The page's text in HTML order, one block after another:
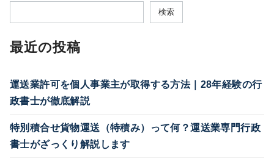
検索
最近の投稿
運送業許可を個人事業主が取得する方法｜28年経験の行
政書士が徹底解説
特別積合せ貨物運送（特積み）って何？運送業専門行政
書士がざっくり解説します